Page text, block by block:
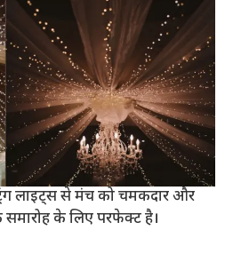
लाइट्स से मंच को चमकदार और
समारोह के लिए परफेक्ट है।